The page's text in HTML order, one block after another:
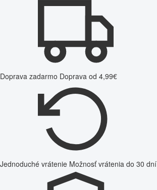
Doprava zadarmo Doprava od 4,99€
Jednoduché vrátenie Možnosť vrátenia do 30 dní